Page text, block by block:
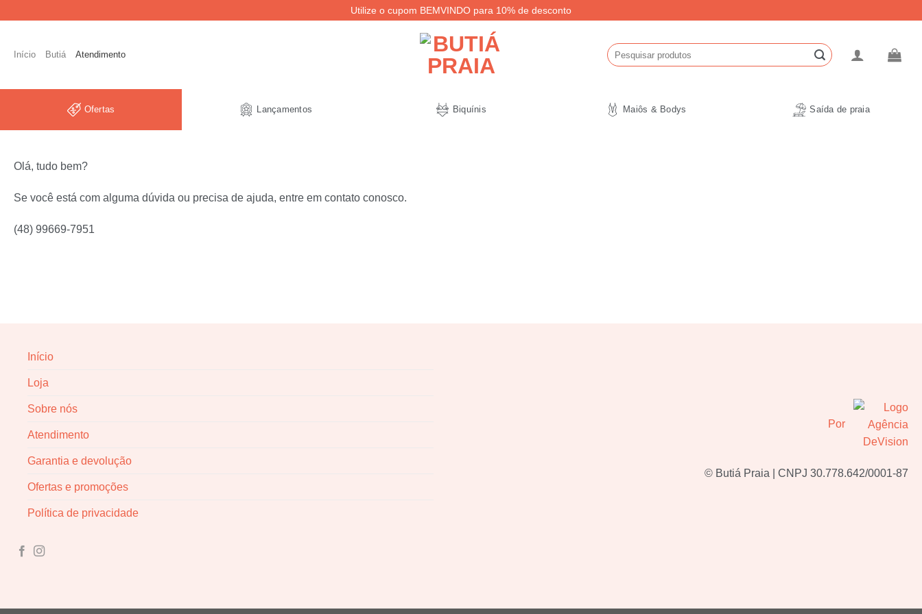
Utilize o cupom BEMVINDO para 10% de desconto
Início Butiá Atendimento
Pesquisar
por:
Ofertas Lançamentos Biquínis Maiôs & Bodys Saída de praia
Olá, tudo bem?
Se você está com alguma dúvida ou precisa de ajuda, entre em contato conosco.
(48) 99669-7951
Início
Loja
Sobre nós
Atendimento
Garantia e devolução
Ofertas e promoções
Política de privacidade
Por
© Butiá Praia | CNPJ 30.778.642/0001-87